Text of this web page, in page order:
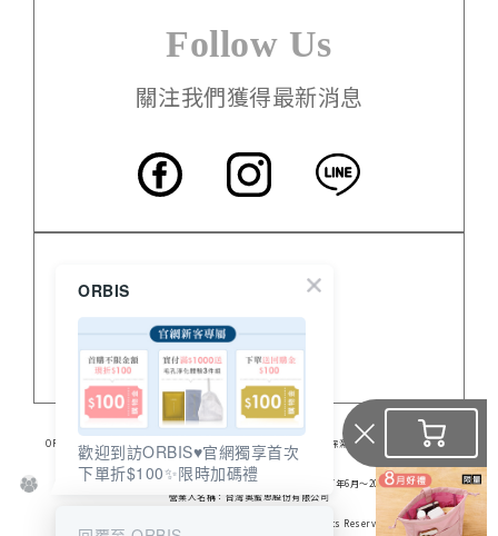
Follow Us
關注我們獲得最新消息
門市資訊
關於 ORBIS
ORBIS日本的專業保養品，提供高品質無油保養品、臉部保養、美白保濕、身體保養及營養食品。
食品業登錄字號：A-128206307-00000-6
※ 2016年 連續兩年No.1
※ 日本媒體《通販新聞》調查結果（銷售業績結算期間：2017年6月～2018年5月）
營業人名稱：台灣奧蜜思股份有限公司
Copyright © 2006-2026 TAIWAN ORBIS All Rights Reserved
ORBIS
歡迎到訪ORBIS♥️官網獨享首次
下單折$100✨限時加碼禮